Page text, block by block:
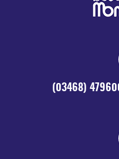
(03468)